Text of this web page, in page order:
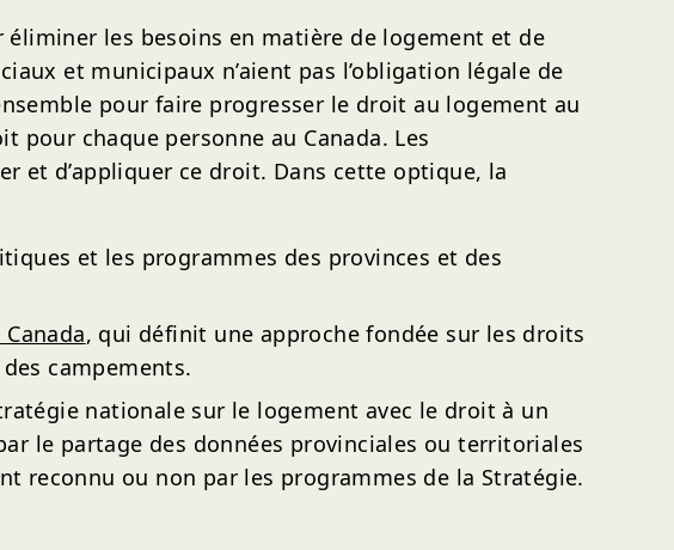
éliminer les besoins en matière de logement et de
et municipaux n’aient pas l’obligation légale de
pour faire progresser le droit au logement au
chaque personne au Canada. Les
et d’appliquer ce droit. Dans cette optique, la
et les programmes des provinces et des
, qui définit une approche fondée sur les droits
campements.
nationale sur le logement avec le droit à un
le partage des données provinciales ou territoriales
reconnu ou non par les programmes de la Stratégie.